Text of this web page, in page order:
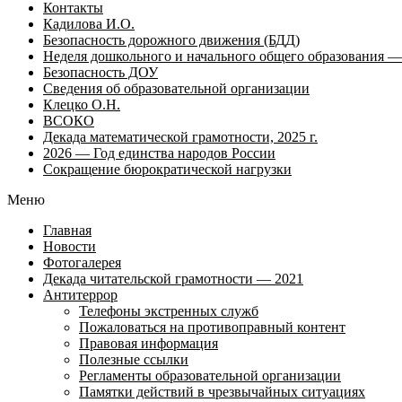
Контакты
Кадилова И.О.
Безопасность дорожного движения (БДД)
Неделя дошкольного и начального общего образования —
Безопасность ДОУ
Сведения об образовательной организации
Клецко О.Н.
ВСОКО
Декада математической грамотности, 2025 г.
2026 — Год единства народов России
Сокращение бюрократической нагрузки
Меню
Главная
Новости
Фотогалерея
Декада читательской грамотности — 2021
Антитеррор
Телефоны экстренных служб
Пожаловаться на противоправный контент
Правовая информация
Полезные ссылки
Регламенты образовательной организации
Памятки действий в чрезвычайных ситуациях